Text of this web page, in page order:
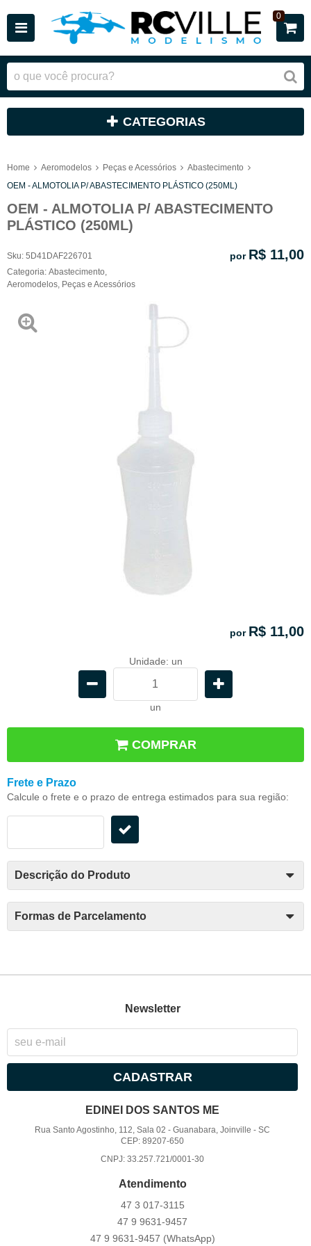
0
CATEGORIAS
Home Aeromodelos Peças e Acessórios
Abastecimento
OEM - ALMOTOLIA P/ ABASTECIMENTO PLÁSTICO (250ML)
OEM - ALMOTOLIA P/ ABASTECIMENTO
PLÁSTICO (250ML)
Sku: 5D41DAF226701
Categoria: Abastecimento
Aeromodelos Peças e Acessórios
por R$ 11,00
por R$ 11,00
Unidade: un
un
COMPRAR
Frete e Prazo
Calcule o frete e o prazo de entrega estimados para sua região:
Descrição do Produto
Formas de Parcelamento
Newsletter
CADASTRAR
EDINEI DOS SANTOS ME
Rua Santo Agostinho, 112, Sala 02 -Guanabara, Joinville -SC
CEP: 89207-650
CNPJ: 33.257.721/0001-30
Atendimento
47 3 017-3115
47 9 9631-9457
47 9 9631-9457 (WhatsApp)